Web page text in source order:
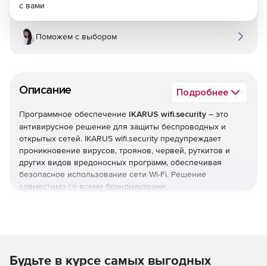
Описание Подробнее
Программное обеспечение IKARUS wifi.security – это
антивирусное решение для защиты беспроводных и
открытых сетей. IKARUS wifi.security предупреждает
проникновение вирусов, троянов, червей, руткитов и
других видов вредоносных программ, обеспечивая
безопасное использование сети Wi-Fi. Решение
совместимо со всеми брандмауэрами.
позволяет установить правила для внутренних и
с вами
Поможем с выбором
Будьте в курсе самых выгодных